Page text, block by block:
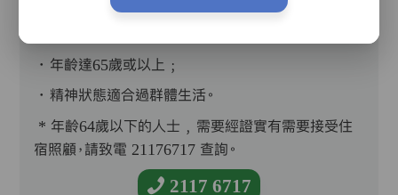
入住條件
．年齡達65歲或以上﹔
．精神狀態適合過群體生活。
* 年齡64歲以下的人士﹐需要經證實有需要接受住
宿照顧，請致電 21176717 查詢。
2117 6717